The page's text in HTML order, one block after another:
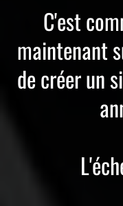
C'est
maintenant
de créer un